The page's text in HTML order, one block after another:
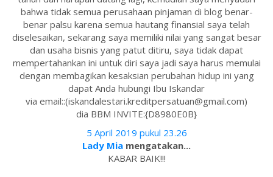
bahwa tidak semua perusahaan pinjaman di blog benar-
benar palsu karena semua hautang finansial saya telah
diselesaikan, sekarang saya memiliki nilai yang sangat besar
dan usaha bisnis yang patut ditiru, saya tidak dapat
mempertahankan ini untuk diri saya jadi saya harus memulai
dengan membagikan kesaksian perubahan hidup ini yang
dapat Anda hubungi Ibu Iskandar
via email::(iskandalestari.kreditpersatuan@gmail.com)
dia BBM INVITE:{D8980E0B}
5 April 2019 pukul 23.26
Lady Mia mengatakan...
KABAR BAIK!!!